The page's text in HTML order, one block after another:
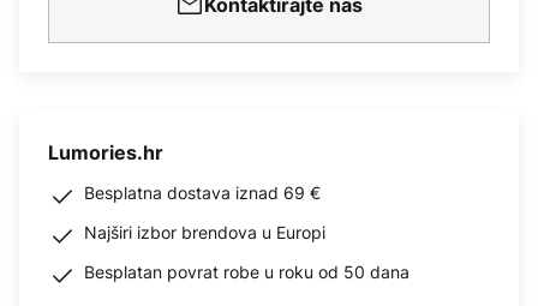
Kontaktirajte nas
Lumories.hr
Besplatna dostava iznad 69 €
Najširi izbor brendova u Europi
Besplatan povrat robe u roku od 50 dana